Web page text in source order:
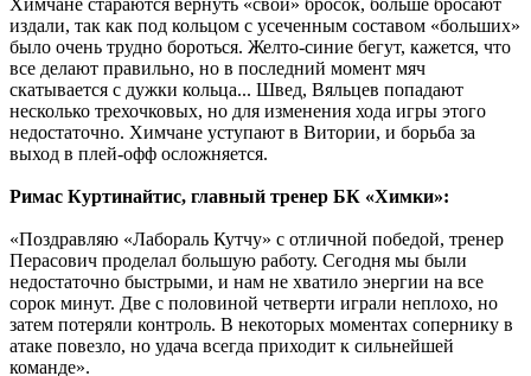
издали, так как под кольцом с усеченным составом «больших»
было очень трудно бороться. Желто-синие бегут, кажется, что
все делают правильно, но в последний момент мяч
скатывается с дужки кольца... Швед, Вяльцев попадают
несколько трехочковых, но для изменения хода игры этого
недостаточно. Химчане уступают в Витории, и борьба за
выход в плей-офф осложняется.
Римас Куртинайтис, главный тренер БК «Химки»:
«Поздравляю «Лабораль Кутчу» с отличной победой, тренер
Перасович проделал большую работу. Сегодня мы были
недостаточно быстрыми, и нам не хватило энергии на все
сорок минут. Две с половиной четверти играли неплохо, но
затем потеряли контроль. В некоторых моментах сопернику в
атаке повезло, но удача всегда приходит к сильнейшей
команде».